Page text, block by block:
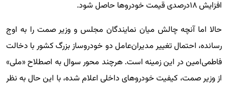
افزایش ۱۸‌درصدی قیمت خودروها حاصل شود.
حالا اما آنچه چالش میان نمایندگان مجلس و وزیر صمت را به اوج
رسانده، احتمال تغییر مدیران‌عامل دو خودروساز بزرگ کشور با دخالت
فاطمی‌امین در این زمینه است. هرچند محور سوال به اصطلاح «ملی»
از وزیر صمت، کیفیت خودروهای داخلی اعلام شده، با این حال به نظر